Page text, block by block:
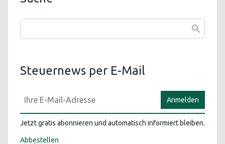
Steuernews per E-Mail
Anmelden
Jetzt gratis abonnieren und automatisch informiert bleiben.
Abbestellen